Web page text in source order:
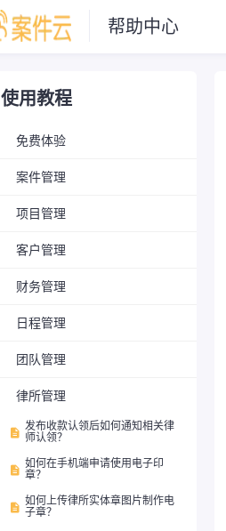
帮助中心
使用教程
免费体验
案件管理
项目管理
客户管理
财务管理
日程管理
团队管理
律所管理
 发布收款认领后如何通知相关律
师认领？
 如何在手机端申请使用电子印
章？
 如何上传律所实体章图片制作电
子章？